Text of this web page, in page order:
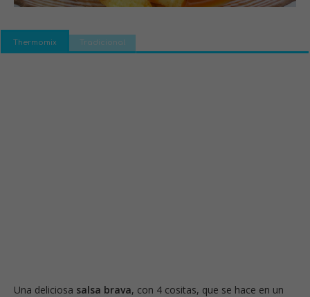
Thermomix Tradicional
Una deliciosa salsa brava, con 4 cositas, que se hace en un